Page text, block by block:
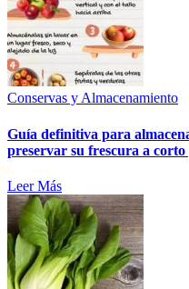
Conservas y Almacenamiento
Guía definitiva para
preservar su frescura a
Leer Más